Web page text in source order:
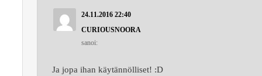
24.11.2016 22:40
CURIOUSNOORA
sanoi:
Ja jopa ihan käytännölliset! :D